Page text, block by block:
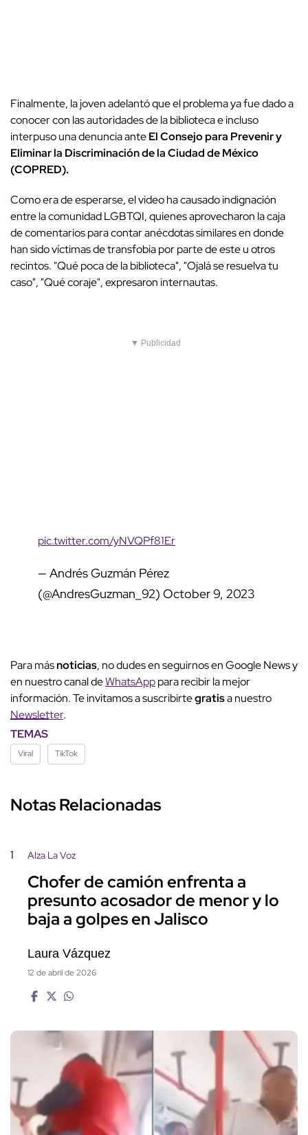
Finalmente, la joven adelantó que el problema ya fue dado a
conocer con las autoridades de la biblioteca e incluso
interpuso una denuncia anteEl Consejo para Prevenir y
Eliminar la Discriminación de la Ciudad de México
(COPRED).
Como era de esperarse, el video ha causado indignación
entre la comunidad LGBTQI, quienes aprovecharon la caja
de comentarios para contar anécdotas similares en donde
han sido víctimas de transfobia por parte de este u otros
recintos. "Qué poca de la biblioteca", "Ojalá se resuelva tu
caso", "Qué coraje", expresaron internautas.
▼ Publicidad
pic.twitter.com/yNVQPf81Er
— Andrés Guzmán Pérez
(@AndresGuzman_92) October 9, 2023
Para másnoticias, no dudes en seguirnos en Google News y
en nuestro canal deWhatsApppara recibir la mejor
información. Te invitamos a suscribirtegratisa nuestro
Newsletter.
TEMAS
Viral TikTok
Notas Relacionadas
1 Alza La Voz
Chofer de camión enfrenta a
presunto acosador de menor y lo
baja a golpes en Jalisco
Laura Vázquez
12 de abril de 2026